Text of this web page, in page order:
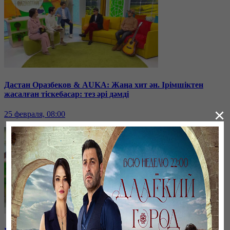
Дастан Оразбеков & AUKA: Жаңа хит ән. Ірімшіктен
жасалған тіскебасар: тез әрі дәмді
25 февраля, 08:00 ×